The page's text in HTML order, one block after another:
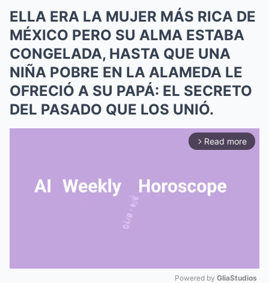
ELLA ERA LA MUJER MÁS RICA DE
MÉXICO PERO SU ALMA ESTABA
CONGELADA, HASTA QUE UNA
NIÑA POBRE EN LA ALAMEDA LE
OFRECIÓ A SU PAPÁ: EL SECRETO
DEL PASADO QUE LOS UNIÓ.
arrow_forward_ios Read more
Powered by GliaStudios